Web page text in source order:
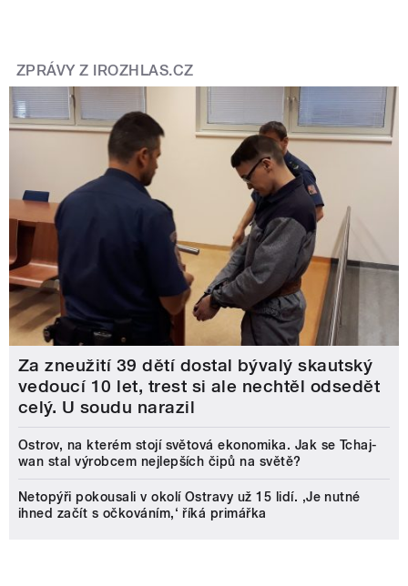
ZPRÁVY Z IROZHLAS.CZ
Za zneužití 39 dětí dostal bývalý skautský
vedoucí 10 let, trest si ale nechtěl odsedět
celý. U soudu narazil
Ostrov, na kterém stojí světová ekonomika. Jak se Tchaj-
wan stal výrobcem nejlepších čipů na světě?
Netopýři pokousali v okolí Ostravy už 15 lidí. ‚Je nutné
ihned začít s očkováním,‘ říká primářka